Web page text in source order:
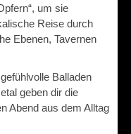
um sie
Reise durch
Ebenen, Tavernen
Balladen
geben dir die
Abend aus dem Alltag